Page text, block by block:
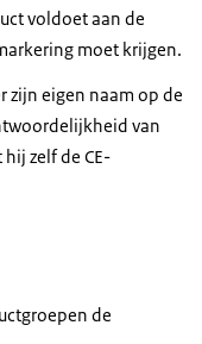
voldoet aan de
moet krijgen.
zijn eigen naam op de
van
zelf de CE-
de